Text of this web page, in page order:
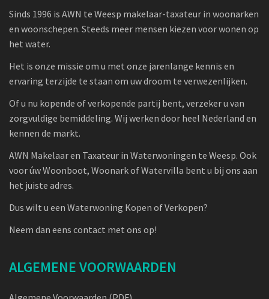
Sinds 1996 is AWN te Weesp makelaar-taxateur in woonarken
en woonschepen. Steeds meer mensen kiezen voor wonen op
het water.
Het is onze missie om u met onze jarenlange kennis en
ervaring terzijde te staan om uw droom te verwezenlijken.
Of u nu kopende of verkopende partij bent, verzeker u van
zorgvuldige bemiddeling. Wij werken door heel Nederland en
kennen de markt.
AWN Makelaar en Taxateur in Waterwoningen te Weesp. Ook
voor úw Woonboot, Woonark of Watervilla bent u bij ons aan
het juiste adres.
Dus wilt u een Waterwoning Kopen of Verkopen?
Neem dan eens contact met ons op!
ALGEMENE VOORWAARDEN